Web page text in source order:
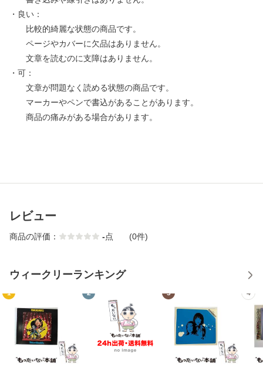
・良い：
比較的綺麗な状態の商品です。
ページやカバーに欠品はありません。
文章を読むのに支障はありません。
・可：
文章が問題なく読める状態の商品です。
マーカーやペンで書込があることがあります。
商品の痛みがある場合があります。
レビュー
商品の評価： -点 (0件)
ウィークリーランキング
1 2 3 4